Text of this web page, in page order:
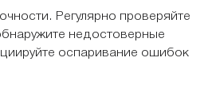
Регулярно проверяйте
недостоверные
оспаривание ошибок